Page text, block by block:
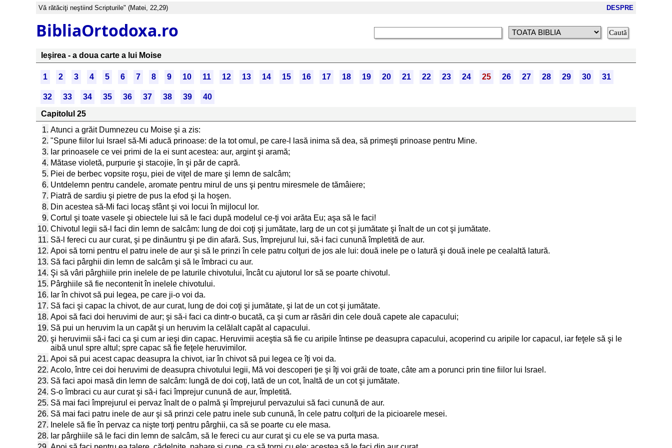
Vă rătăciţi neştiind Scripturile" (Matei, 22,29) DESPRE
BibliaOrtodoxa.ro
Ieşirea - a doua carte a lui Moise
1 2 3 4 5 6 7 8 9 10 11 12 13 14 15 16 17 18 19 20 21 22 23 24 25 26 27 28 29 30 31
32 33 34 35 36 37 38 39
40
Capitolul 25
1. Atunci a grăit Dumnezeu cu Moise şi a zis:
2. "Spune fiilor lui Israel să-Mi aducă prinoase: de la tot omul, pe care-l lasă inima să dea, să primeşti prinoase pentru Mine.
3. Iar prinoasele ce vei primi de la ei sunt acestea: aur, argint şi aramă;
4. Mătase violetă, purpurie şi stacojie, în şi păr de capră.
5. Piei de berbec vopsite roşu, piei de viţel de mare şi lemn de salcâm;
6. Untdelemn pentru candele, aromate pentru mirul de uns şi pentru miresmele de tămâiere;
7. Piatră de sardiu şi pietre de pus la efod şi la hoşen.
8. Din acestea să-Mi faci locaş sfânt şi voi locui în mijlocul lor.
9. Cortul şi toate vasele şi obiectele lui să le faci după modelul ce-ţi voi arăta Eu; aşa să le faci!
10. Chivotul legii să-l faci din lemn de salcâm: lung de doi coţi şi jumătate, larg de un cot şi jumătate şi înalt de un cot şi jumătate.
11. Să-l fereci cu aur curat, şi pe dinăuntru şi pe din afară. Sus, împrejurul lui, să-i faci cunună împletită de aur.
12. Apoi să torni pentru el patru inele de aur şi să le prinzi în cele patru colţuri de jos ale lui: două inele pe o latură şi două inele pe cealaltă latură.
13. Să faci pârghii din lemn de salcâm şi să le îmbraci cu aur.
14. Şi să vâri pârghiile prin inelele de pe laturile chivotului, încât cu ajutorul lor să se poarte chivotul.
15. Pârghiile să fie necontenit în inelele chivotului.
16. Iar în chivot să pui legea, pe care ji-o voi da.
17. Să faci şi capac la chivot, de aur curat, lung de doi coţi şi jumătate, şi lat de un cot şi jumătate.
18. Apoi să faci doi heruvimi de aur; şi să-i faci ca dintr-o bucată, ca şi cum ar răsări din cele două capete ale capacului;
19. Să pui un heruvim la un capăt şi un heruvim la celălalt capăt al capacului.
20. şi heruvimii să-i faci ca şi cum ar ieşi din capac. Heruvimii aceştia să fie cu aripile întinse pe deasupra capacului, acoperind cu aripile lor capacul, iar feţele să şi le
aibă unul spre altul; spre capac să fie feţele heruvimilor.
21. Apoi să pui acest capac deasupra la chivot, iar în chivot să pui legea ce îţi voi da.
22. Acolo, între cei doi heruvimi de deasupra chivotului legii, Mă voi descoperi ţie şi îţi voi grăi de toate, câte am a porunci prin tine fiilor lui Israel.
23. Să faci apoi masă din lemn de salcâm: lungă de doi coţi, lată de un cot, înaltă de un cot şi jumătate.
24. S-o îmbraci cu aur curat şi să-i faci împrejur cunună de aur, împletită.
25. Să mai faci împrejurul ei pervaz înalt de o palmă şi împrejurul pervazului să faci cunună de aur.
26. Să mai faci patru inele de aur şi să prinzi cele patru inele sub cunună, în cele patru colţuri de la picioarele mesei.
27. Inelele să fie în pervaz ca nişte torţi pentru pârghii, ca să se poarte cu ele masa.
28. Iar pârghiile să le faci din lemn de salcâm, să le fereci cu aur curat şi cu ele se va purta masa.